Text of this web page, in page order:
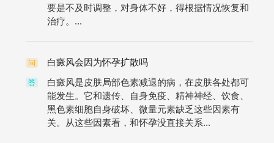
要是不及时调整，对身体不好，得根据情况恢复和
治疗。...
问 白癜风会因为怀孕扩散吗
答
白癜风是皮肤局部色素减退的病，在皮肤各处都可
能发生。它和遗传、自身免疫、精神神经、饮食、
黑色素细胞自身破坏、微量元素缺乏这些因素有
关。从这些因素看，和怀孕没直接关系...